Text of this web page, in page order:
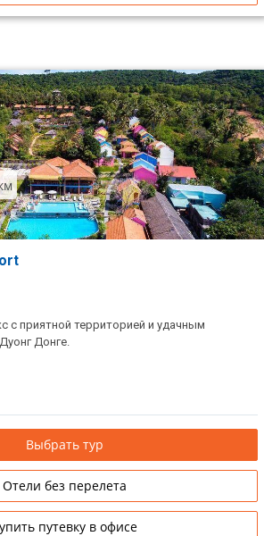
с приятной территорией и удачным
Донге.
Выбрать тур
Отели без перелета
путевку в офисе